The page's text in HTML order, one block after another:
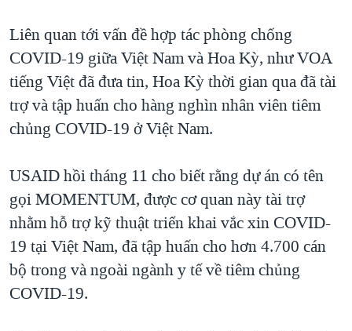
Liên quan tới vấn đề hợp tác phòng chống
COVID-19 giữa Việt Nam và Hoa Kỳ, như VOA
tiếng Việt đã đưa tin, Hoa Kỳ thời gian qua đã tài
trợ và tập huấn cho hàng nghìn nhân viên tiêm
chủng COVID-19 ở Việt Nam.
USAID hồi tháng 11 cho biết rằng dự án có tên
gọi MOMENTUM, được cơ quan này tài trợ
nhằm hỗ trợ kỹ thuật triển khai vắc xin COVID-
19 tại Việt Nam, đã tập huấn cho hơn 4.700 cán
bộ trong và ngoài ngành y tế về tiêm chủng
COVID-19.